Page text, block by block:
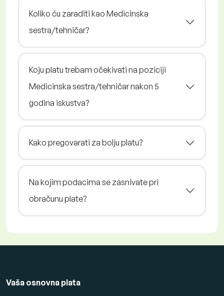
Koliko ću zaraditi kao Medicinska
sestra/tehničar?
Koju platu trebam očekivati na poziciji
Medicinska sestra/tehničar nakon 5
godina iskustva?
Kako pregovarati za bolju platu?
Na kojim podacima se zasnivate pri
obračunu plate?
Vaša osnovna plata